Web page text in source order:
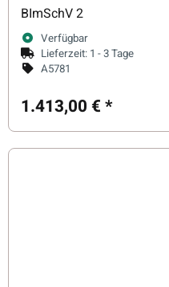
BImSchV 2
Verfügbar
Lieferzeit: 1 - 3 Tage
A5781
1.413,00 €*